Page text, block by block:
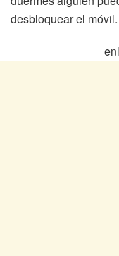
desbloquear el móvil.